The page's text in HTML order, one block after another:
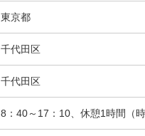
東京都
千代田区
千代田区
8：40～17：10、休憩1時間（